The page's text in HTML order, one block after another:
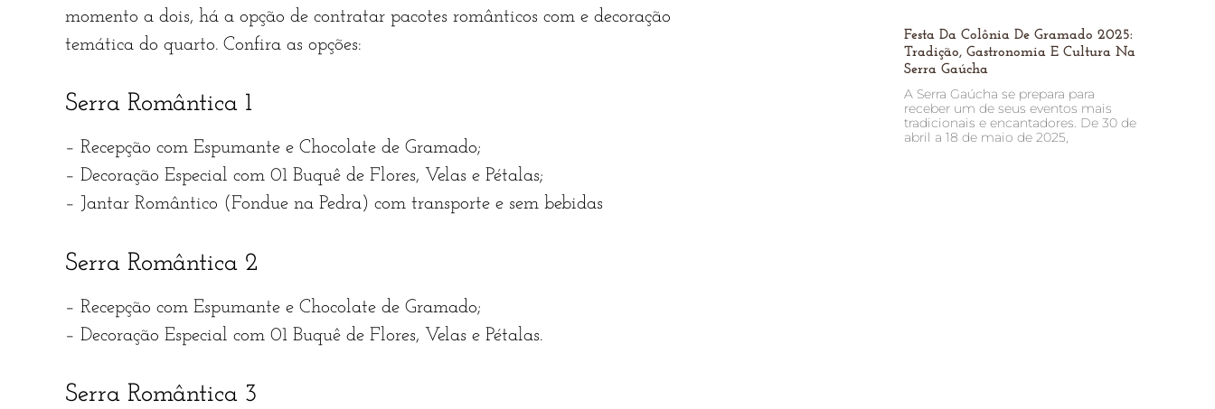
momento a dois, há a opção de contratar pacotes românticos com e decoração
temática do quarto. Confira as opções:
Serra Romântica 1
– Recepção com Espumante e Chocolate de Gramado;
– Decoração Especial com 01 Buquê de Flores, Velas e Pétalas;
– Jantar Romântico (Fondue na Pedra) com transporte e sem bebidas
Serra Romântica 2
– Recepção com Espumante e Chocolate de Gramado;
– Decoração Especial com 01 Buquê de Flores, Velas e Pétalas.
Serra Romântica 3
Festa Da Colônia De Gramado 2025:
Tradição, Gastronomia E Cultura Na
Serra Gaúcha
A Serra Gaúcha se prepara para
receber um de seus eventos mais
tradicionais e encantadores. De 30 de
abril a 18 de maio de 2025,